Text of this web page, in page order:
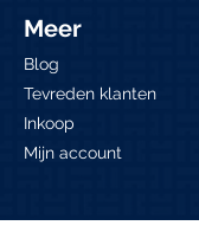
Meer
Blog
Tevreden klanten
Inkoop
Mijn account